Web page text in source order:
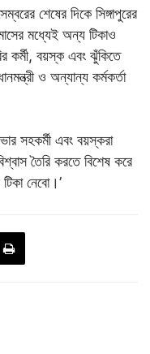
শেষের দিকে সিঙ্গাপুরের
মধ্যেই অন্য টিকাও
কর্মী, বয়স্ক এবং ঝুঁকিতে
ও অন্যান্য কর্মকর্তা
সহকর্মী এবং বয়স্করা
তৈরি করতে বিশেষ করে
নেবো।’